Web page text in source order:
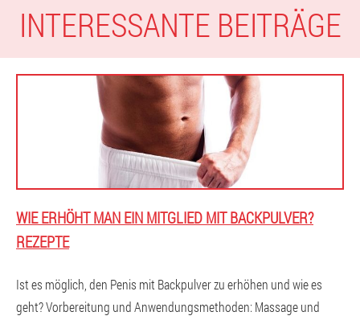
INTERESSANTE BEITRÄGE
WIE ERHÖHT MAN EIN MITGLIED MIT BACKPULVER?
REZEPTE
Ist es möglich, den Penis mit Backpulver zu erhöhen und wie es
geht? Vorbereitung und Anwendungsmethoden: Massage und